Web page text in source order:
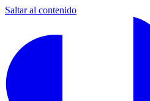
Saltar al contenido